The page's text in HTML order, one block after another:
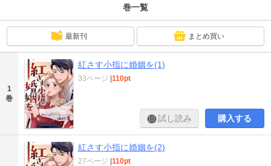
巻一覧
最新刊 まとめ買い
1
巻
紅さす小指に婚姻を(1)
33ページ |110pt
試し読み 購入する
紅さす小指に婚姻を(2)
27ページ |110pt